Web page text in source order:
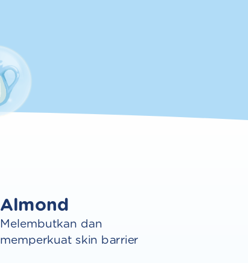
Almond
Melembutkan dan
memperkuat skin barrier